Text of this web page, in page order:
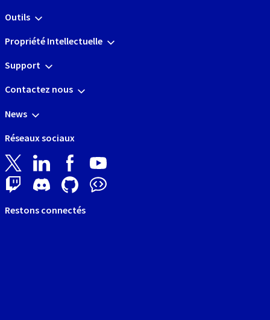
Outils
Propriété Intellectuelle
Support
Contactez nous
News
Réseaux sociaux
Restons connectés